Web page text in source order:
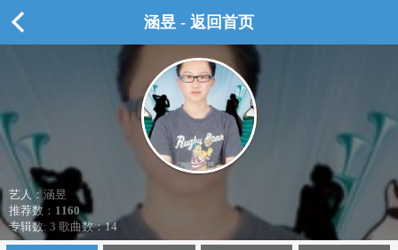
涵昱 - 返回首页
艺人：涵昱
推荐数： 1160
专辑数: 3 歌曲数：14